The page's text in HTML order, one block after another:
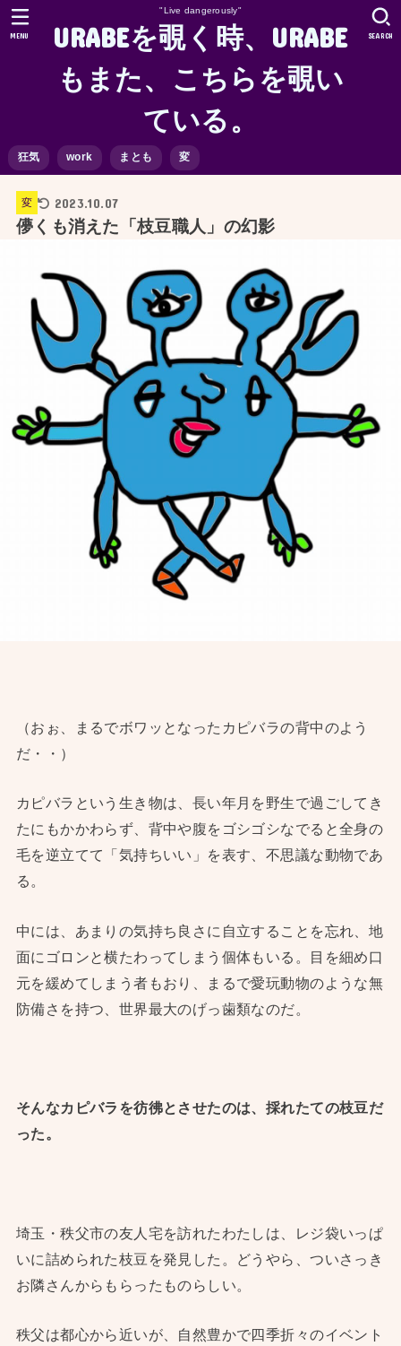
"Live dangerously"
URABEを覗く時、URABE
もまた、こちらを覗い
ている。
狂気 work まとも 変
SEARCH
MENU
変 2023.10.07
儚くも消えた「枝豆職人」の幻影
（おぉ、まるでボワッとなったカピバラの背中のよう
だ・・）
カピバラという生き物は、長い年月を野生で過ごしてき
たにもかかわらず、背中や腹をゴシゴシなでると全身の
毛を逆立てて「気持ちいい」を表す、不思議な動物であ
る。
中には、あまりの気持ち良さに自立することを忘れ、地
面にゴロンと横たわってしまう個体もいる。目を細め口
元を緩めてしまう者もおり、まるで愛玩動物のような無
防備さを持つ、世界最大のげっ歯類なのだ。
そんなカピバラを彷彿とさせたのは、採れたての枝豆だ
った。
埼玉・秩父市の友人宅を訪れたわたしは、レジ袋いっぱ
いに詰められた枝豆を発見した。どうやら、ついさっき
お隣さんからもらったものらしい。
秩父は都心から近いが、自然豊かで四季折々のイベント